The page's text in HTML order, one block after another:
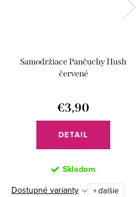
Samodržiace Pančuchy Hush
červené
€3,90
DETAIL
Skladom
Dostupné varianty
+ ďalšie